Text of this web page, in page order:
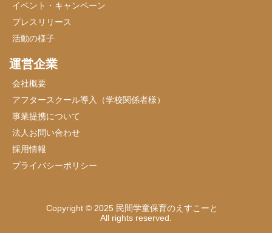
イベント・キャンペーン
プレスリリース
活動の様子
運営企業
会社概要
アフタースクール導入（学校関係者様）
事業提携について
法人お問い合わせ
採用情報
プライバシーポリシー
Copyright © 2025 民間学童保育のえすこーと
All rights reserved.